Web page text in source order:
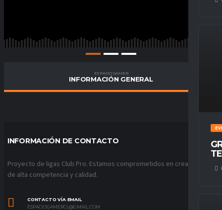
ESPACIO GAMER
INFORMACIÓN GENERAL
INFORMACIÓN DE CONTACTO
Proyecto de ligas Club Pro. Estamos comprometidos en crear ligas
de alta competencia y calidad.
CONTACTO VÍA EMAIL
ESPACIOGAMERCL@GMAIL.COM